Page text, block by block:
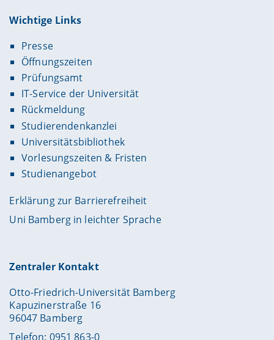
Wichtige Links
Presse
Öffnungszeiten
Prüfungsamt
IT-Service der Universität
Rückmeldung
Studierendenkanzlei
Universitätsbibliothek
Vorlesungszeiten & Fristen
Studienangebot
Erklärung zur Barrierefreiheit
Uni Bamberg in leichter Sprache
Zentraler Kontakt
Otto-Friedrich-Universität Bamberg
Kapuzinerstraße 16
96047 Bamberg
Telefon: 0951 863-0